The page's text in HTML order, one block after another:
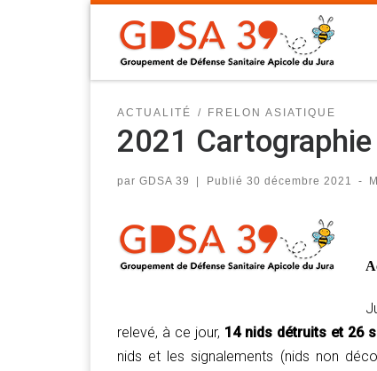
ACTUALITÉ FRELON ASIATIQUE
2021
par GDSA 39 | Publié 30 décembre 2021 -
relevé, à ce jour, 14 nids détruits et 26
nids et les signalements (nids non